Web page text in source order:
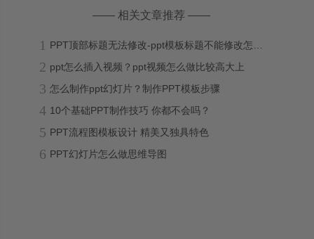
—— 相关文章推荐 ——
1 PPT顶部标题无法修改-ppt模板标题不能修改怎么办？
2 ppt怎么插入视频？ppt视频怎么做比较高大上
3 怎么制作ppt幻灯片？制作PPT模板步骤
4 10个基础PPT制作技巧 你都不会吗？
5 PPT流程图模板设计 精美又独具特色
6 PPT幻灯片怎么做思维导图